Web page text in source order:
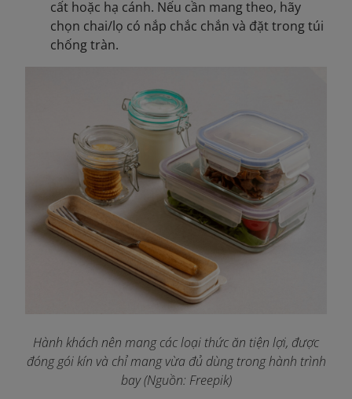
cất hoặc hạ cánh. Nếu cần mang theo, hãy
chọn chai/lọ có nắp chắc chắn và đặt trong túi
chống tràn.
Hành khách nên mang các loại thức ăn tiện lợi, được
đóng gói kín và chỉ mang vừa đủ dùng trong hành trình
bay (Nguồn: Freepik)